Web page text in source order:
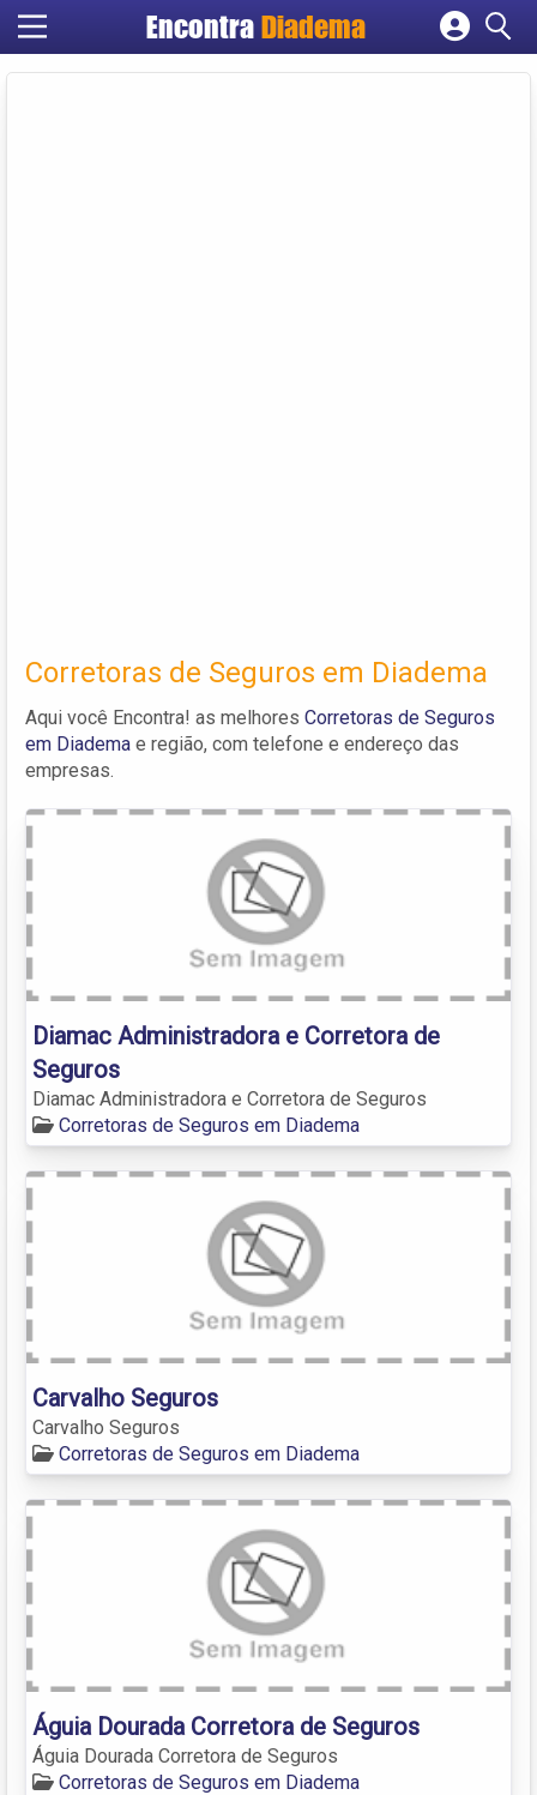
EncontraDiadema
Cadastrar empresa
Corretoras de Seguros em Diadema
Aqui você Encontra! as melhores Corretoras de Seguros
em Diadema e região, com telefone e endereço das
empresas.
Diamac Administradora e Corretora de
Seguros
Diamac Administradora e Corretora de Seguros
Corretoras de Seguros em Diadema
Carvalho Seguros
Carvalho Seguros
Corretoras de Seguros em Diadema
Águia Dourada Corretora de Seguros
Águia Dourada Corretora de Seguros
Corretoras de Seguros em Diadema